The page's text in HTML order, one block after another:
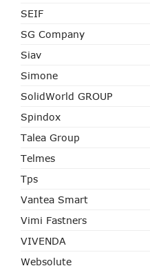
SEIF
SG Company
Siav
Simone
SolidWorld GROUP
Spindox
Talea Group
Telmes
Tps
Vantea Smart
Vimi Fastners
VIVENDA
Websolute